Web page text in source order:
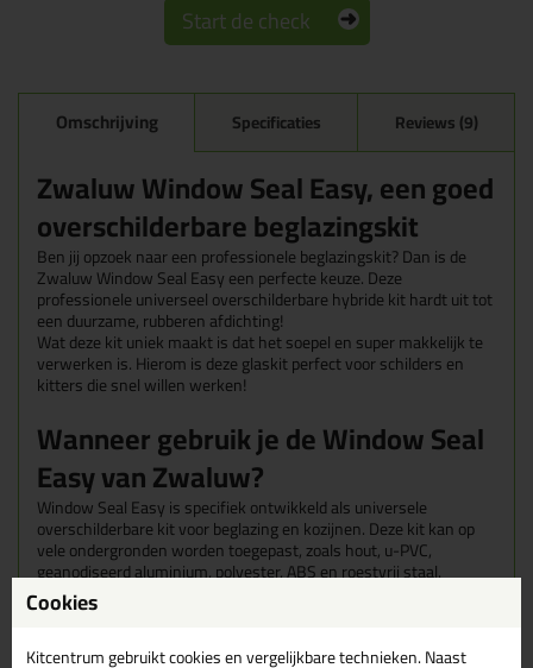
Start de check
Omschrijving Specificaties Reviews (9)
Zwaluw Window Seal Easy, een goed
overschilderbare beglazingskit
Ben jij opzoek naar een professionele beglazingskit? Dan is de
Zwaluw Window Seal Easy een perfecte keuze. Deze
professionele universeel overschilderbare hybride kit hardt uit tot
een duurzame, rubberen afdichting!
Wat deze kit uniek maakt is dat het soepel en super makkelijk te
verwerken is. Hierom is deze glaskit perfect voor schilders en
kitters die snel willen werken!
Wanneer gebruik je de Window Seal
Easy van Zwaluw?
Window Seal Easy is specifiek ontwikkeld als universele
overschilderbare kit voor beglazing en kozijnen. Deze kit kan op
vele ondergronden worden toegepast, zoals hout, u-PVC,
geanodiseerd aluminium, polyester, ABS en roestvrij staal.
Super precies werken én snel werken gaan nu voor het eerst
Cookies
Kitcentrum gebruikt cookies en vergelijkbare technieken. Naast